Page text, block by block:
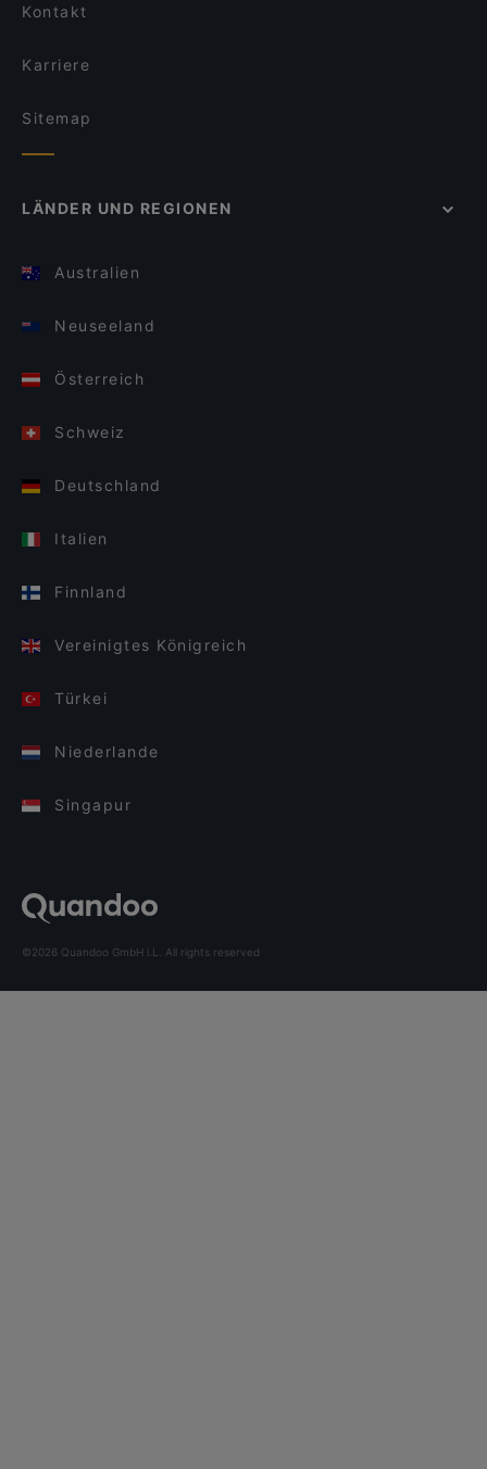
Kontakt
Karriere
Sitemap
LÄNDER UND REGIONEN
Australien
Neuseeland
Österreich
Schweiz
Deutschland
Italien
Finnland
Vereinigtes Königreich
Türkei
Niederlande
Singapur
©2026 Quandoo GmbH i.L. All rights reserved